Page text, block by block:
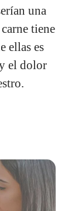
una
tiene
ellas es
el dolor